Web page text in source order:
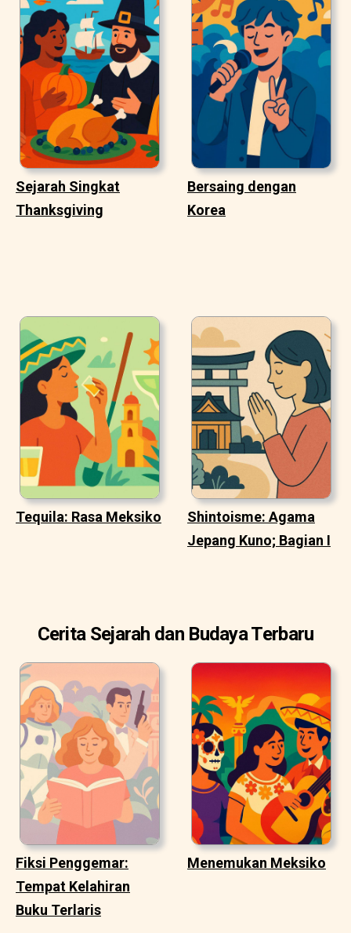
Sejarah Singkat
Thanksgiving
Bersaing dengan
Korea
Tequila: Rasa Meksiko
Shintoisme: Agama
Jepang Kuno; Bagian I
Cerita Sejarah dan Budaya Terbaru
Fiksi Penggemar:
Tempat Kelahiran
Buku Terlaris
Menemukan Meksiko